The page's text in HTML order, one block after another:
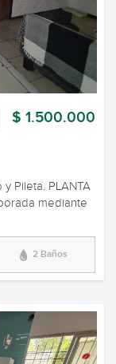
$ 1.500.000
Pileta. PLANTA
mediante
2 Baños